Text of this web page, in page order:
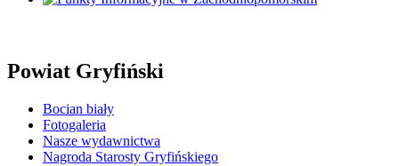
Powiat Gryfiński
Bocian biały
Fotogaleria
Nasze wydawnictwa
Nagroda Starosty Gryfińskiego